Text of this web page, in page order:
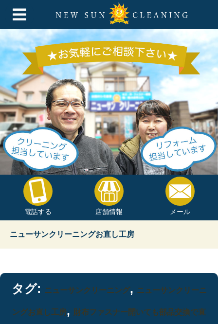
電話する 店舗情報 メール
ニューサンクリーニングお直し工房
タグ: ニューサンクリーニング, ニューサンクリーニ
ングお直し工房, 財布ファスナー開いても部品交換で直